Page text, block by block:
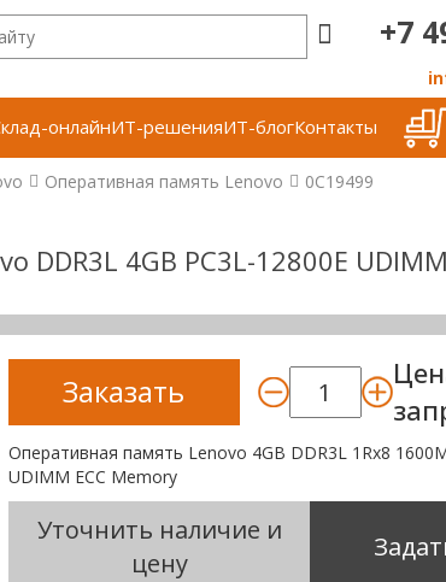
+7
онлайнИТ-решенияИТ-блогКонтакты
Оперативная память Lenovo 0C19499
DDR3L 4GB PC3L-12800E
Заказать
Оперативная память Lenovo 4GB DDR3L 1Rx8
UDIMM ECC Memory
Уточнить наличие и
цену